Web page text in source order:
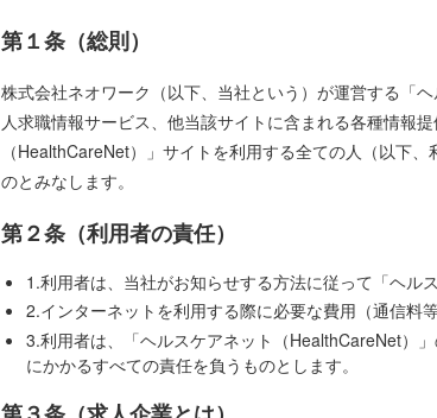
第１条（総則）
株式会社ネオワーク（以下、当社という）が運営する「
人求職情報サービス、他当該サイトに含まれる各種情報
（HealthCareNet）」サイトを利用する全ての人（以下
のとみなします。
第２条（利用者の責任）
1.利用者は、当社がお知らせする方法に従って「ヘル
2.インターネットを利用する際に必要な費用（通信料
3.利用者は、「ヘルスケアネット（HealthCareNet）
にかかるすべての責任を負うものとします。